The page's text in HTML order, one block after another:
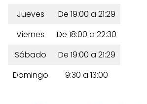
Jueves
De 19:00 a 21:29
Viernes
De 18:00 a 22:30
Sábado
De 19:00 a 21:29
Domingo
9:30 a 13:00